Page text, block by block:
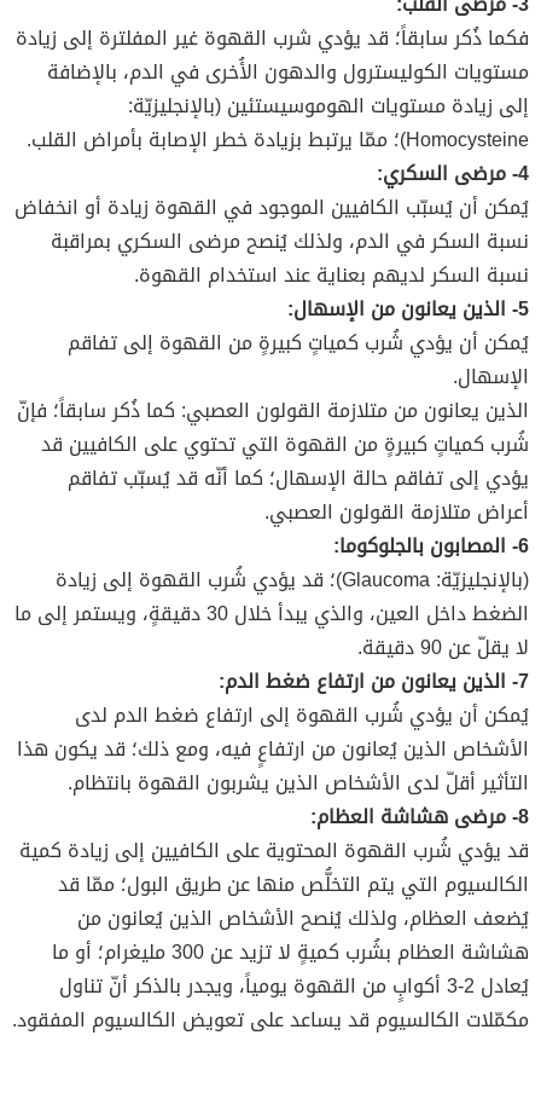
فكما ذُكر سابقاً؛ قد يؤدي شرب القهوة غير المفلترة إلى زيادة
مستويات الكوليسترول والدهون الأُخرى في الدم، بالإضافة
إلى زيادة مستويات الهوموسيستئين (بالإنجليزيّة:
Homocysteine)؛ ممّا يرتبط بزيادة خطر الإصابة بأمراض القلب.
4- مرضى السكري:
يُمكن أن يُسبّب الكافيين الموجود في القهوة زيادة أو انخفاض
نسبة السكر في الدم، ولذلك يُنصح مرضى السكري بمراقبة
نسبة السكر لديهم بعناية عند استخدام القهوة.
5- الذين يعانون من الإسهال:
يُمكن أن يؤدي شُرب كمياتٍ كبيرةٍ من القهوة إلى تفاقم
الإسهال.
الذين يعانون من متلازمة القولون العصبي: كما ذُكر سابقاً؛ فإنّ
شُرب كمياتٍ كبيرةٍ من القهوة التي تحتوي على الكافيين قد
يؤدي إلى تفاقم حالة الإسهال؛ كما أنّه قد يُسبّب تفاقم
أعراض متلازمة القولون العصبي.
6- المصابون بالجلوكوما:
(بالإنجليزيّة: Glaucoma)؛ قد يؤدي شُرب القهوة إلى زيادة
الضغط داخل العين، والذي يبدأ خلال 30 دقيقةٍ، ويستمر إلى ما
لا يقلّ عن 90 دقيقة.
7- الذين يعانون من ارتفاع ضغط الدم:
يُمكن أن يؤدي شُرب القهوة إلى ارتفاع ضغط الدم لدى
الأشخاص الذين يُعانون من ارتفاعٍ فيه، ومع ذلك؛ قد يكون هذا
التأثير أقلّ لدى الأشخاص الذين يشربون القهوة بانتظام.
8- مرضى هشاشة العظام:
قد يؤدي شُرب القهوة المحتوية على الكافيين إلى زيادة كمية
الكالسيوم التي يتم التخلُّص منها عن طريق البول؛ ممّا قد
يُضعف العظام، ولذلك يُنصح الأشخاص الذين يُعانون من
هشاشة العظام بشُرب كميةٍ لا تزيد عن 300 مليغرام؛ أو ما
يُعادل 2-3 أكوابٍ من القهوة يومياً، ويجدر بالذكر أنّ تناول
مكمّلات الكالسيوم قد يساعد على تعويض الكالسيوم المفقود.